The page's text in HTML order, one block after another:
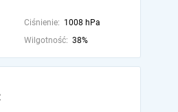
Ciśnienie: 1008 hPa
Wilgotność: 38%